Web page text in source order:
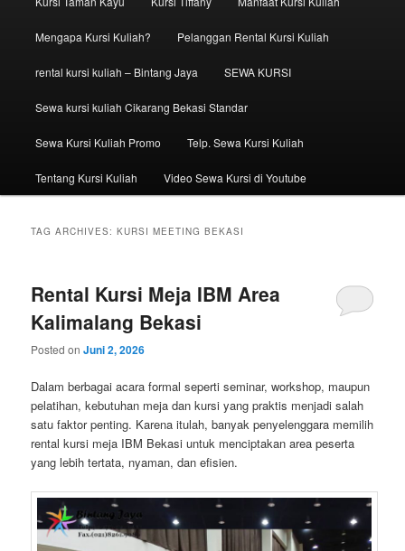
Mengapa Kursi Kuliah? Pelanggan Rental Kursi Kuliah
rental kursi kuliah – Bintang Jaya SEWA KURSI
Sewa kursi kuliah Cikarang Bekasi Standar
Sewa Kursi Kuliah Promo Telp. Sewa Kursi Kuliah
Tentang Kursi Kuliah Video Sewa Kursi di Youtube
TAG ARCHIVES:KURSI MEETING BEKASI
Rental Kursi Meja IBM Area
Kalimalang Bekasi
Posted onJuni 2, 2026
Dalam berbagai acara formal seperti seminar, workshop, maupun
pelatihan, kebutuhan meja dan kursi yang praktis menjadi salah
satu faktor penting. Karena itulah, banyak penyelenggara memilih
rental kursi meja IBM Bekasi untuk menciptakan area peserta
yang lebih tertata, nyaman, dan efisien.